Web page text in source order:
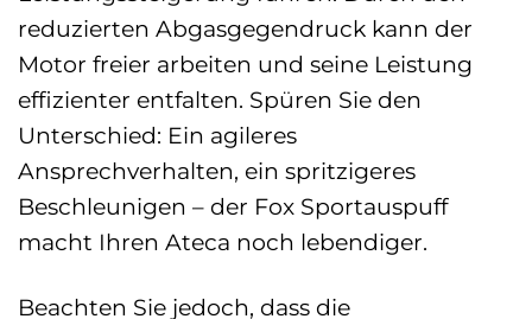
reduzierten Abgasgegendruck kann der
Motor freier arbeiten und seine Leistung
effizienter entfalten. Spüren Sie den
Unterschied: Ein agileres
Ansprechverhalten, ein spritzigeres
Beschleunigen – der Fox Sportauspuff
macht Ihren Ateca noch lebendiger.
Beachten Sie jedoch, dass die